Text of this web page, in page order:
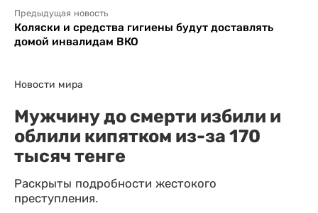
Предыдущая новость
Коляски и средства гигиены будут доставлять
домой инвалидам ВКО
Новости мира
Мужчину до смерти избили и
облили кипятком из-за 170
тысяч тенге
Раскрыты подробности жестокого
преступления.